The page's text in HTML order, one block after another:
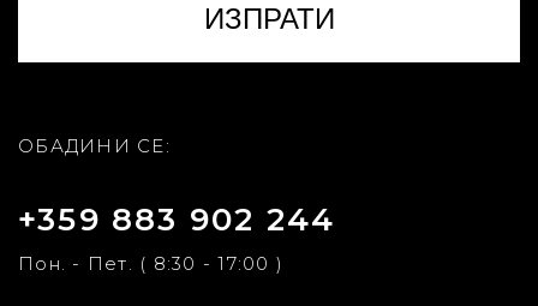
ОБАДИНИ СЕ:
+359 883 902 244
Пон. - Пет. ( 8:30 - 17:00 )